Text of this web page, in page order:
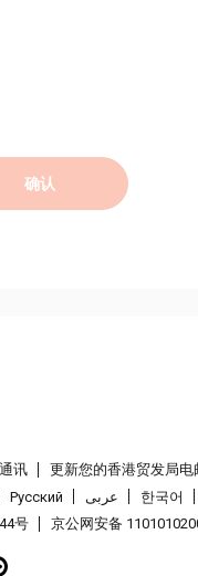
确认
讯 更新您的香港贸发局电
Pусский عربى 한국어
号 京公网安备